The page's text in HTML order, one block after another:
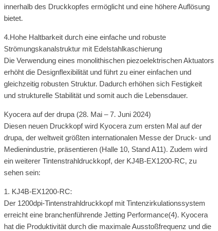
innerhalb des Druckkopfes ermöglicht und eine höhere Auflösung
bietet.
4.Hohe Haltbarkeit durch eine einfache und robuste
Strömungskanalstruktur mit Edelstahlkaschierung
Die Verwendung eines monolithischen piezoelektrischen Aktuators
erhöht die Designflexibilität und führt zu einer einfachen und
gleichzeitig robusten Struktur. Dadurch erhöhen sich Festigkeit
und strukturelle Stabilität und somit auch die Lebensdauer.
Kyocera auf der drupa (28. Mai – 7. Juni 2024)
Diesen neuen Druckkopf wird Kyocera zum ersten Mal auf der
drupa, der weltweit größten internationalen Messe der Druck- und
Medienindustrie, präsentieren (Halle 10, Stand A11). Zudem wird
ein weiterer Tintenstrahldruckkopf, der KJ4B-EX1200-RC, zu
sehen sein:
1. KJ4B-EX1200-RC:
Der 1200dpi-Tintenstrahldruckkopf mit Tintenzirkulationssystem
erreicht eine branchenführende Jetting Performance(4). Kyocera
hat die Produktivität durch die maximale Ausstoßfrequenz und die